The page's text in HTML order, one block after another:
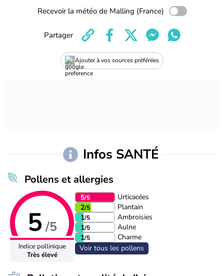
Recevoir la météo de Malling (France)
Ajouter à vos sources préférées
Partager
Infos SANTÉ
Pollens et allergies
5 /5
Indice pollinique
Très élevé
5/5
Urticacées
2/5
Plantain
1/5
Ambroisies
1/5
Aulne
1/5
Charme
Voir tous les pollens